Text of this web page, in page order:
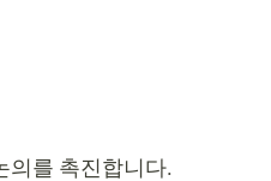
의를 촉진합니다.